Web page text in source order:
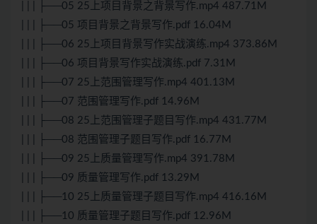
| | | ├──05 25上项目背景之背景写作.mp4 487.71M
| | | ├──05 项目背景之背景写作.pdf 16.04M
| | | ├──06 25上项目背景写作实战演练.mp4 373.86M
| | | ├──06 项目背景写作实战演练.pdf 7.31M
| | | ├──07 25上范围管理写作.mp4 401.13M
| | | ├──07 范围管理写作.pdf 14.96M
| | | ├──08 25上范围管理子题目写作.mp4 431.77M
| | | ├──08 范围管理子题目写作.pdf 16.77M
| | | ├──09 25上质量管理写作.mp4 391.78M
| | | ├──09 质量管理写作.pdf 13.29M
| | | ├──10 25上质量管理子题目写作.mp4 416.16M
| | | ├──10 质量管理子题目写作.pdf 12.96M